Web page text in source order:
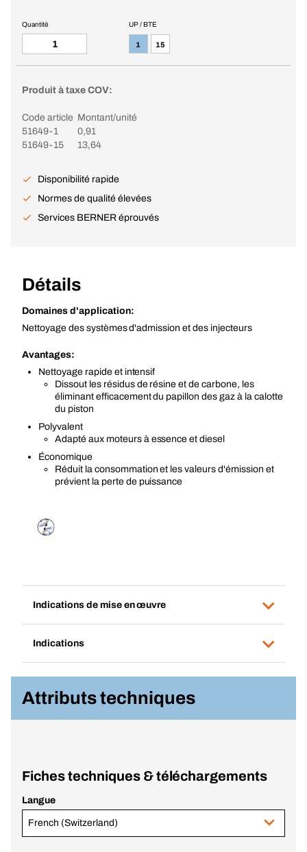
UP / BTE
1 15
Quantité
Produit à taxe COV:
Code article Montant/unité
51649-1
0,91
51649-15
13,64
Disponibilité rapide
Normes de qualité élevées
Services BERNER éprouvés
Détails
Domaines d'application:
Nettoyage des systèmes d'admission et des injecteurs
Avantages:
Nettoyage rapide et intensif
Dissout les résidus de résine et de carbone, les
éliminant efficacement du papillon des gaz à la calotte
du piston
Polyvalent
Adapté aux moteurs à essence et diesel
Économique
Réduit la consommation et les valeurs d'émission et
prévient la perte de puissance
Indications de mise en œuvre
Indications
Attributs techniques
Fiches techniques & téléchargements
Langue
French (Switzerland)